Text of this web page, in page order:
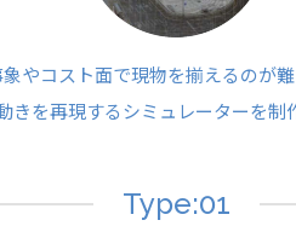
やコスト面で現物を揃えるのが
きを再現するシミュレーターを制
Type:01